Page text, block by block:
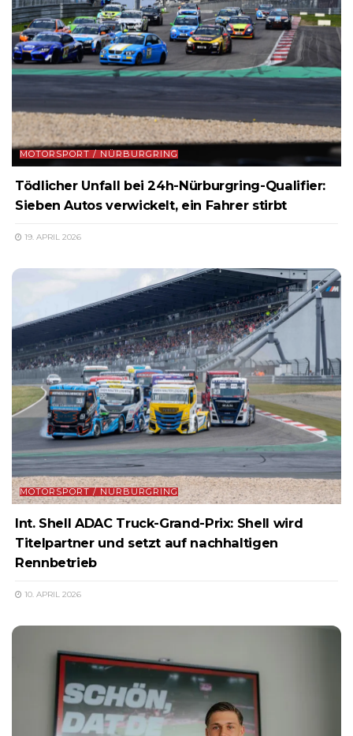
MOTORSPORT / NÜRBURGRING
Tödlicher Unfall bei 24h-Nürburgring-Qualifier:
Sieben Autos verwickelt, ein Fahrer stirbt
19. APRIL 2026
MOTORSPORT / NÜRBURGRING
Int. Shell ADAC Truck-Grand-Prix: Shell wird
Titelpartner und setzt auf nachhaltigen
Rennbetrieb
10. APRIL 2026